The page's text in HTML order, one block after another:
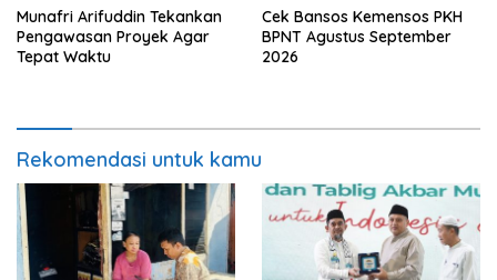
Munafri Arifuddin Tekankan
Pengawasan Proyek Agar
Tepat Waktu
Cek Bansos Kemensos PKH
BPNT Agustus September
2026
Rekomendasi untuk kamu